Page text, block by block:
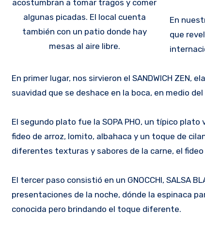
acostumbran a tomar tragos y comer
algunas picadas. El local cuenta
también con un patio donde hay
mesas al aire libre.
En
que
En primer lugar, nos sirvieron el SANDWICH ZEN,
suavidad que se deshace en la boca, en medio
El segundo plato fue la SOPA PHO, un típico
fideo de arroz, lomito, albahaca y un toque de
diferentes texturas y sabores de la carne, el
El tercer paso consistió en un GNOCCHI, SALSA
presentaciones de la noche, dónde la espinaca
conocida pero brindando el toque diferente.